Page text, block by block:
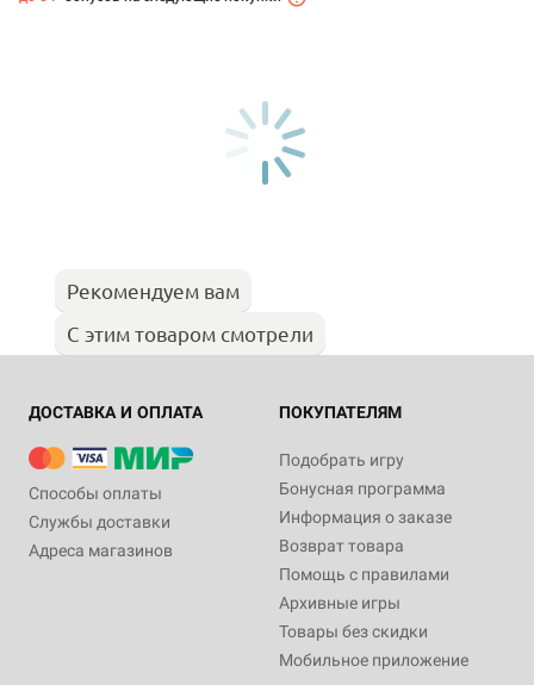
Рекомендуем вам
С этим товаром смотрели
ДОСТАВКА И ОПЛАТА
Способы оплаты
Службы доставки
Адреса магазинов
ПОКУПАТЕЛЯМ
Подобрать игру
Бонусная программа
Информация о заказе
Возврат товара
Помощь с правилами
Архивные игры
Товары без скидки
Мобильное приложение